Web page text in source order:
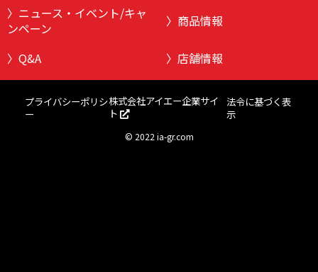
ニュース・イベント/キャ
ンペーン
商品情報
Q&A 店舗情報
プライバシーポリシ
ー
株式会社アイエー企業サイ
ト
法令に基づく表
示
© 2022 ia-gr.com